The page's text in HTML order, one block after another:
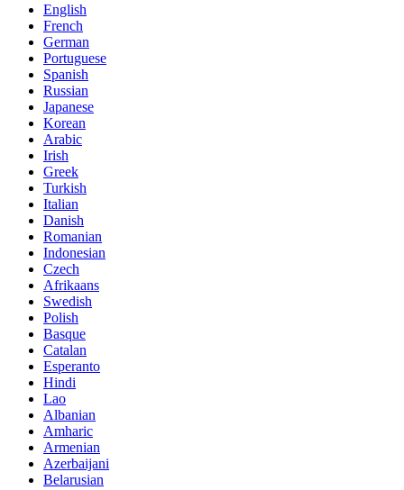
English
French
German
Portuguese
Spanish
Russian
Japanese
Korean
Arabic
Irish
Greek
Turkish
Italian
Danish
Romanian
Indonesian
Czech
Afrikaans
Swedish
Polish
Basque
Catalan
Esperanto
Hindi
Lao
Albanian
Amharic
Armenian
Azerbaijani
Belarusian